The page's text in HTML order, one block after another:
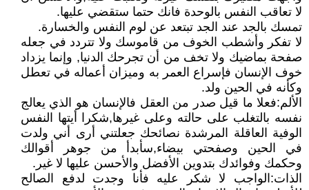
لا تعاقب النفس بالوحدة فانك حتما ستقضي عليها.
تمسك بالجد عند الجد تبتعد عن لوم النفس والخسارة.
لا تفكر وأشطب الخوف من قاموسك ولا تتردد في جعله
صفحة بماضيك ولا تخف من أن تجرحك الدنيا, وإنما يزداد
خوف الإنسان فإسراع العمر به وميزان أعماله في تعطل
وكأنه في الحين ولد.
الألم:فعلا ما قيل صدر من العقل فالإنسان هو الذي يعالج
نفسه بالتغلب على حالته وعلى غيرها,شكرا أيتها النفس
الوفية العاقلة المرشدة نصائحك جعلتني أرى أني ولدت
في الحين وصفحتي بيضاء,سأبدأ من جوهر أقوالك
وحكمك وفوائدك بتدوين الأفضل والأحسن عليها لا غير.
الذات:الواجب لا شكر عليه فأنا وجدت لدفع الصالح